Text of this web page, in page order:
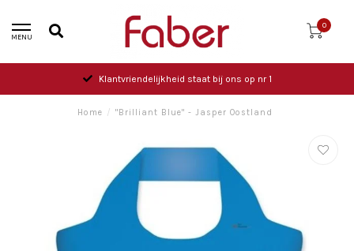
MENU
0
Klantvriendelijkheid staat bij ons op nr 1
Home / "Brilliant Blue" - Jasper Oostland